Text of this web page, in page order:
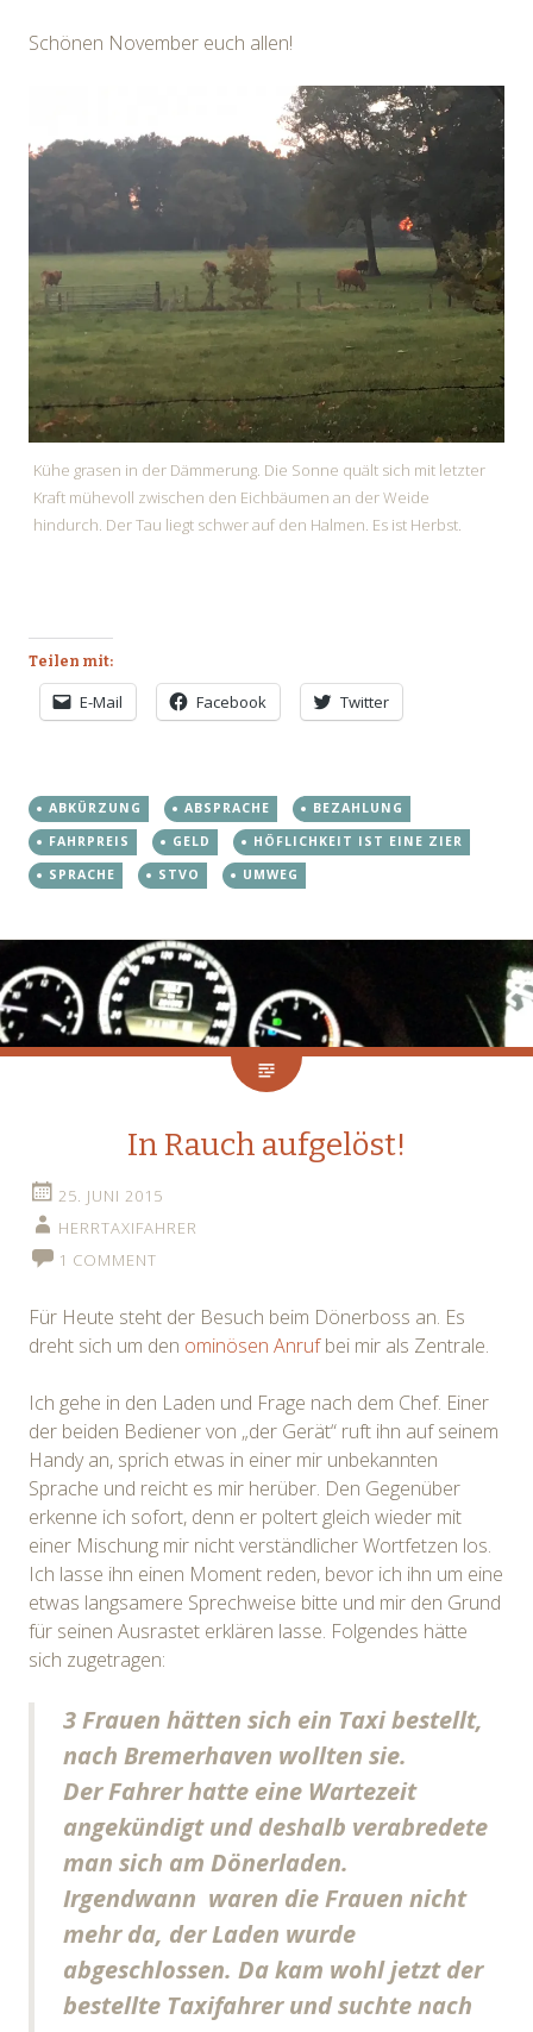
Schönen November euch allen!
Kühe grasen in der Dämmerung. Die Sonne quält sich mit letzter
Kraft mühevoll zwischen den Eichbäumen an der Weide
hindurch. Der Tau liegt schwer auf den Halmen. Es ist Herbst.
Teilen mit:
E-Mail Facebook Twitter
ABKÜRZUNG ABSPRACHE
BEZAHLUNG
FAHRPREIS
GELD
HÖFLICHKEIT IST EINE ZIER
SPRACHE
STVO UMWEG
In Rauch aufgelöst!
25. JUNI 2015
HERRTAXIFAHRER
1 COMMENT
Für Heute steht der Besuch beim Dönerboss an. Es
dreht sich um den ominösen Anrufbei mir als Zentrale.
Ich gehe in den Laden und Frage nach dem Chef. Einer
der beiden Bediener von „der Gerät“ ruft ihn auf seinem
Handy an, sprich etwas in einer mir unbekannten
Sprache und reicht es mir herüber. Den Gegenüber
erkenne ich sofort, denn er poltert gleich wieder mit
einer Mischung mir nicht verständlicher Wortfetzen los.
Ich lasse ihn einen Moment reden, bevor ich ihn um eine
etwas langsamere Sprechweise bitte und mir den Grund
für seinen Ausrastet erklären lasse. Folgendes hätte
sich zugetragen:
3 Frauen hätten sich ein Taxi bestellt,
nach Bremerhaven wollten sie.
Der Fahrer hatte eine Wartezeit
angekündigt und deshalb verabredete
man sich am Dönerladen.
Irgendwann waren die Frauen nicht
mehr da, der Laden wurde
abgeschlossen. Da kam wohl jetzt der
bestellte Taxifahrer und suchte nach